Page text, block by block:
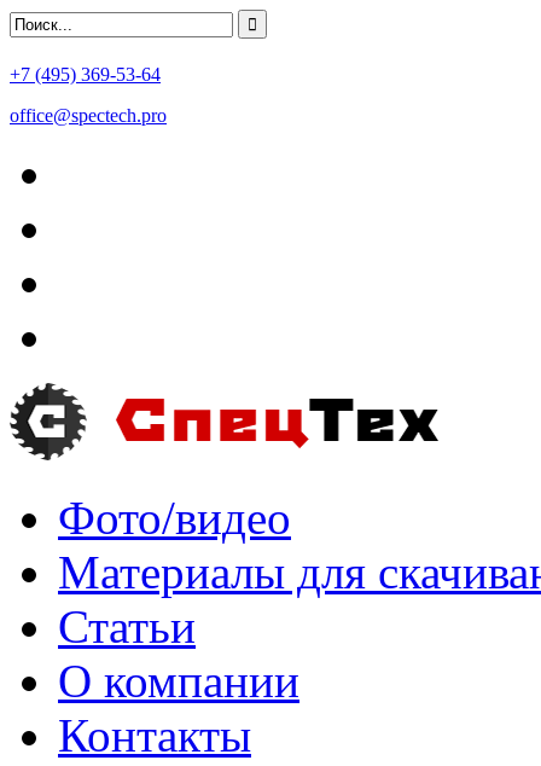
+7 (495) 369-53-64
office@spectech.pro
Фото/видео
Материалы для
Статьи
О компании
Контакты